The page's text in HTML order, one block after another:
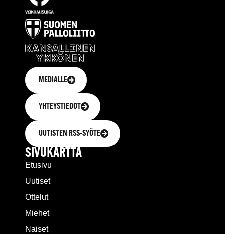
MEDIALLE
YHTEYSTIEDOT
UUTISTEN RSS-SYÖTE
SIVUKARTTA
Etusivu
Uutiset
Ottelut
Miehet
Naiset